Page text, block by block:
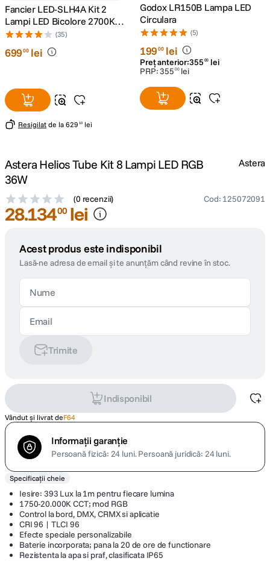
10. insta 360
Fancier LED-SLH4A Kit 2
Lampi LED Bicolore 2700K-
5500K + 2 Softboxuri + 2
Stative
(35)
69900 lei
Resigilat de la 629 10 lei
Godox LR150B Lampa LED
Circulara
(5)
19900 lei
Preț anterior:355 00 lei
PRP:355 00 lei
Astera Helios Tube Kit 8 Lampi LED RGB
36W
(0 recenzii) Cod: 125072091
Astera
28.13400 lei
Acest produs este indisponibil
Lasă-ne adresa de email și te anunțăm când revine în stoc.
Trimite
Indisponibil
Vândut și livrat deF64
Informații garanție
Persoană fizică: 24 luni.Persoană juridică: 24 luni.
Specificații cheie
Iesire: 393 Lux la 1m pentru fiecare lumina
1750-20.000K CCT; mod RGB
Control la bord, DMX, CRMX si aplicatie
CRI 96 | TLCI 96
Efecte speciale personalizabile
Baterie incorporata; pana la 20 de ore de functionare
Rezistenta la apa si praf, clasificata IP65